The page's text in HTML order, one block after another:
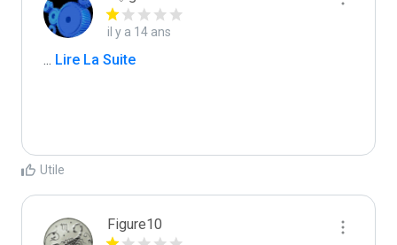
il y a 14 ans
... Lire La Suite
Utile
Figure10